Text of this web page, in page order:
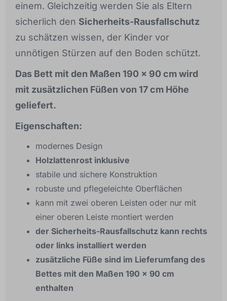
einem. Gleichzeitig werden Sie als Eltern
sicherlich den Sicherheits-Rausfallschutz
zu schätzen wissen, der Kinder vor
unnötigen Stürzen auf den Boden schützt.
Das Bett mit den Maßen 190 × 90 cm wird
mit zusätzlichen Füßen von 17 cm Höhe
geliefert.
Eigenschaften:
modernes Design
Holzlattenrost inklusive
stabile und sichere Konstruktion
robuste und pflegeleichte Oberflächen
kann mit zwei oberen Leisten oder nur mit
einer oberen Leiste montiert werden
der Sicherheits-Rausfallschutz kann rechts
oder links installiert werden
zusätzliche Füße sind im Lieferumfang des
Bettes mit den Maßen 190 x 90 cm
enthalten